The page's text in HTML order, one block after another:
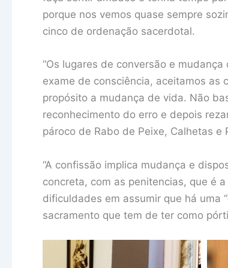
porque nos vemos quase sempre
cinco de ordenação sacerdotal.
“Os lugares de conversão e
exame de consciência, aceitamos as
propósito a mudança de vida. Não
reconhecimento do erro e depois
pároco de Rabo de Peixe, Calhetas e
“A confissão implica mudança e
concreta, com as penitencias, que é
dificuldades em assumir que há uma
sacramento que tem de ter como